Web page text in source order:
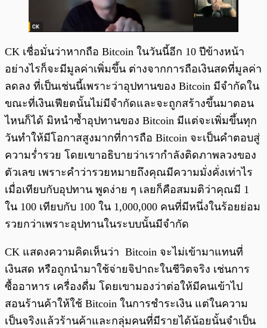
CK เชื่อมั่นว่าหากถือ Bitcoin ในวันนี้อีก 10 ปีข้างหน้า
อย่างไรก็จะมีมูลค่าเพิ่มขึ้น ต่างจากการถือเงินสดที่มูลค่า
ลดลง ที่เป็นเช่นนี้เพราะว่าอุปทานของ Bitcoin มีจำกัดใน
ขณะที่เงินเฟียตนั้นไม่มีจำกัดและจะถูกสร้างขึ้นมาตอน
ไหนก็ได้ มิหนำซ้ำอุปทานของ Bitcoin มีแต่จะเพิ่มขึ้นทุก
วันทำให้มีโอกาสสูงมากที่การถือ Bitcoin จะเป็นคำตอบสู่
ความร่ำรวย โดยเขาอธิบายว่าเรากำลังติดภาพลวงของ
ตัวเลข เพราะคำว่ารวยหมายถึงคุณมีความมั่งคั่งเท่าไร
เมื่อเทียบกับอุปทาน พูดง่าย ๆ เลยก็คือสมมติว่าคุณมี 1
ใน 100 เทียบกับ 100 ใน 1,000,000 คนที่มีหนึ่งในร้อยย่อม
รวยกว่าเพราะอุปทานในระบบนั้นมีจำกัด
CK แสดงความคิดเห็นว่า Bitcoin จะไม่เข้ามาแทนที่
เงินสด หรือถูกนำมาใช้จ่ายจิปาถะในชีวิตจริง เช่นการ
ซื้ออาหาร เครื่องดื่ม โดยเขามองว่าต่อให้มีคนเข้าไป
สอนร้านค้าให้ใช้ Bitcoin ในการชำระเงิน แต่ในความ
เป็นจริงแล้วร้านค้าและกลุ่มคนที่มีรายได้น้อยนั้นจำเป็น